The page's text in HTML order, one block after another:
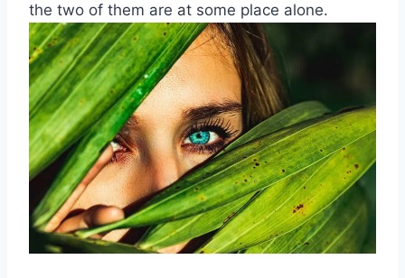
the two of them are at some place alone.